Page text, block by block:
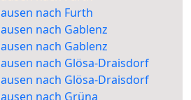
nach Furth
nach Gablenz
nach Gablenz
nach Glösa-Draisdorf
nach Glösa-Draisdorf
nach Grüna